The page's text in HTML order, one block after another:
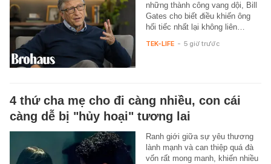
những thành công vang dội, Bill
Gates cho biết điều khiến ông
hối tiếc nhất lại không liên…
TEK-LIFE - 5 giờ trước
4 thứ cha mẹ cho đi càng nhiều, con cái
càng dễ bị "hủy hoại" tương lai
Ranh giới giữa sự yêu thương
lành mạnh và can thiệp quá đà
vốn rất mong manh, khiến nhiều